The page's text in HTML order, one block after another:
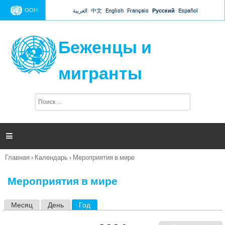
Jump to navigation
ООН العربية 中文 English Français Русский Español
Беженцы и
мигранты
п
и

Вы
Главная › Календарь › Мероприятия в мире
Мероприятия в мире
Месяц День Год